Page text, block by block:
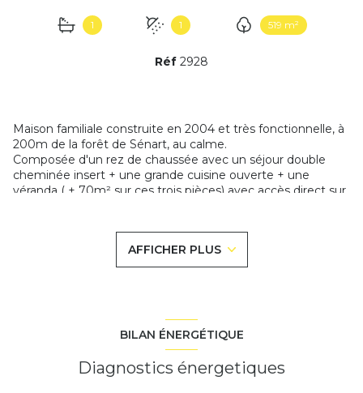
1 1 519 m²
Réf 2928
Maison familiale construite en 2004 et très fonctionnelle, à
200m de la forêt de Sénart, au calme.
Composée d'un rez de chaussée avec un séjour double
cheminée insert + une grande cuisine ouverte + une
véranda ( + 70m² sur ces trois pièces) avec accès direct sur
climatisation. Une chambre + salle d'eau douche à l'talienne
A l'étage: un dégagement déservant 2 chambres dont une
atelier - Abri de jardin.
Côté technique, toutes les huisseries sont en Alu, volets
électriques, ballon thermodynamique. Cette maison à tout
AFFICHER PLUS
BILAN ÉNERGÉTIQUE
Diagnostics énergetiques